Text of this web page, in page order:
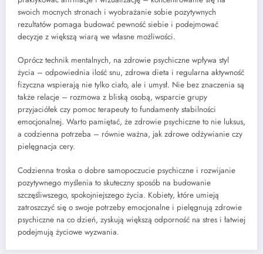
swoich mocnych stronach i wyobrażanie sobie pozytywnych
rezultatów pomaga budować pewność siebie i podejmować
decyzje z większą wiarą we własne możliwości.
Oprócz technik mentalnych, na zdrowie psychiczne wpływa styl
życia – odpowiednia ilość snu, zdrowa dieta i regularna aktywność
fizyczna wspierają nie tylko ciało, ale i umysł. Nie bez znaczenia są
także relacje – rozmowa z bliską osobą, wsparcie grupy
przyjaciółek czy pomoc terapeuty to fundamenty stabilności
emocjonalnej. Warto pamiętać, że zdrowie psychiczne to nie luksus,
a codzienna potrzeba – równie ważna, jak zdrowe odżywianie czy
pielęgnacja cery.
Codzienna troska o dobre samopoczucie psychiczne i rozwijanie
pozytywnego myślenia to skuteczny sposób na budowanie
szczęśliwszego, spokojniejszego życia. Kobiety, które umieją
zatroszczyć się o swoje potrzeby emocjonalne i pielęgnują zdrowie
psychiczne na co dzień, zyskują większą odporność na stres i łatwiej
podejmują życiowe wyzwania.